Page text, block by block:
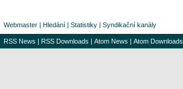
Webmaster | Hledání | Statistiky | Syndikační kanály
RSS News | RSS Downloads | Atom News | Atom Downloads